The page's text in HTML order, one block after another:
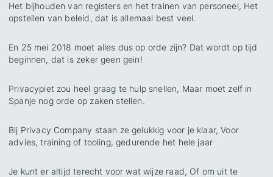
Het bijhouden van registers en het trainen van personeel, Het
opstellen van beleid, dat is allemaal best veel.
En 25 mei 2018 moet alles dus op orde zijn? Dat wordt op tijd
beginnen, dat is zeker geen gein!
Privacypiet zou heel graag te hulp snellen, Maar moet zelf in
Spanje nog orde op zaken stellen.
Bij Privacy Company staan ze gelukkig voor je klaar, Voor
advies, training of tooling, gedurende het hele jaar
Je kunt er altijd terecht voor wat wijze raad, Of om uit te